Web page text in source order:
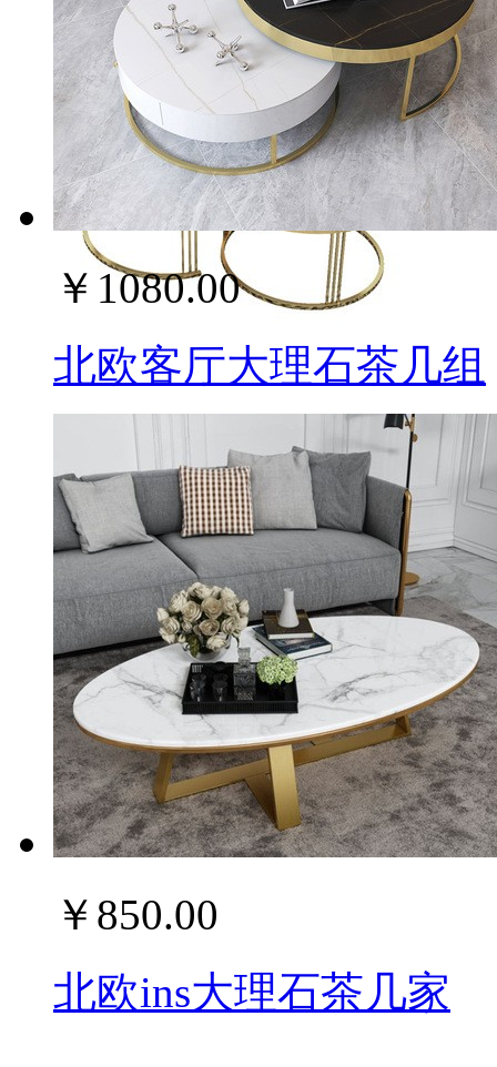
￥1080.00
北欧客厅大理石茶几组
￥850.00
北欧ins大理石茶几家